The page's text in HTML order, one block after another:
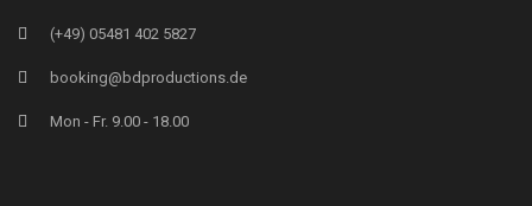
(+49) 05481 402 5827
booking@bdproductions.de
Mon - Fr. 9.00 - 18.00